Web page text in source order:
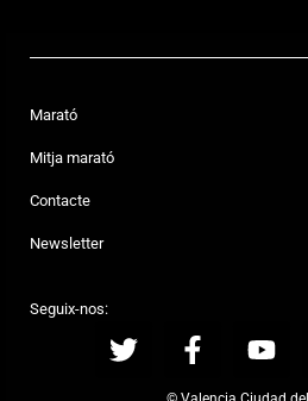
Marató
Mitja marató
Contacte
Newsletter
Seguix-nos: